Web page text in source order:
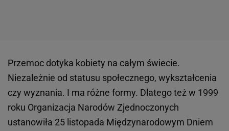
Przemoc dotyka kobiety na całym świecie.
Niezależnie od statusu społecznego, wykształcenia
czy wyznania. I ma różne formy. Dlatego też w 1999
roku Organizacja Narodów Zjednoczonych
ustanowiła 25 listopada Międzynarodowym Dniem